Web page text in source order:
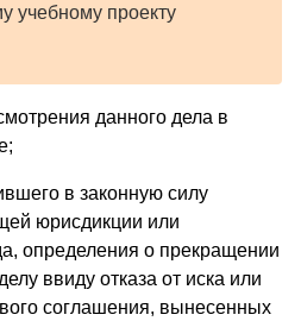
учебному проекту
данного дела в
в законную силу
юрисдикции или
определения о прекращении
ввиду отказа от иска или
соглашения, вынесенных